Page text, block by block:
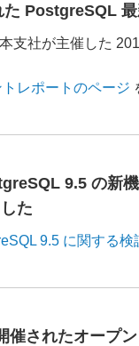
た PostgreSQL
支社が主催した
レポートのページ
9.5 の新
た
9.5 に関する
催されたオープ